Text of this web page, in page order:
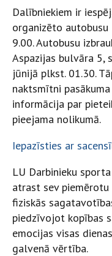
Dalībniekiem ir
organizēto
9.00. Autobusu
Aspazijas bulvāra 5,
jūnijā plkst. 01.30.
naktsmītni
informācija par
pieejama nolikumā.
Iepazīsties ar
LU Darbinieku
atrast sev
fiziskās
piedzīvojot kopības
emocijas visas
galvenā vērtība.